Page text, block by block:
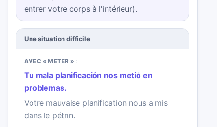
entrer votre corps à l'intérieur).
Une situation difficile
AVEC « METER » :
Tu mala planificación nos metió en
problemas.
Votre mauvaise planification nous a mis
dans le pétrin.